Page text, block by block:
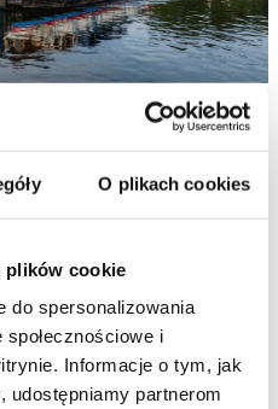
O plikach cookies
plików cookie
do spersonalizowania
i
Informacje o tym, jak
partnerom